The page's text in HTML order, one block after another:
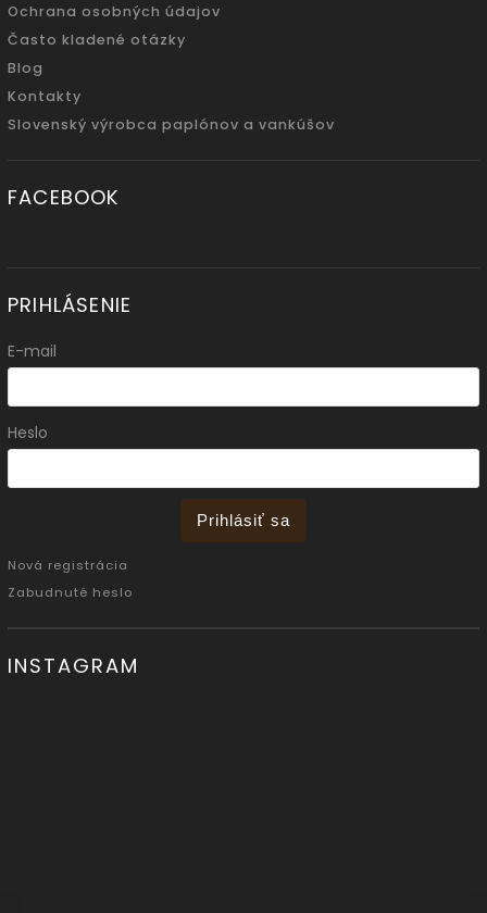
Ochrana osobných údajov
Často kladené otázky
Blog
Kontakty
Slovenský výrobca paplónov a vankúšov
FACEBOOK
PRIHLÁSENIE
E-mail
Heslo
Prihlásiť sa
Nová registrácia
Zabudnuté heslo
INSTAGRAM